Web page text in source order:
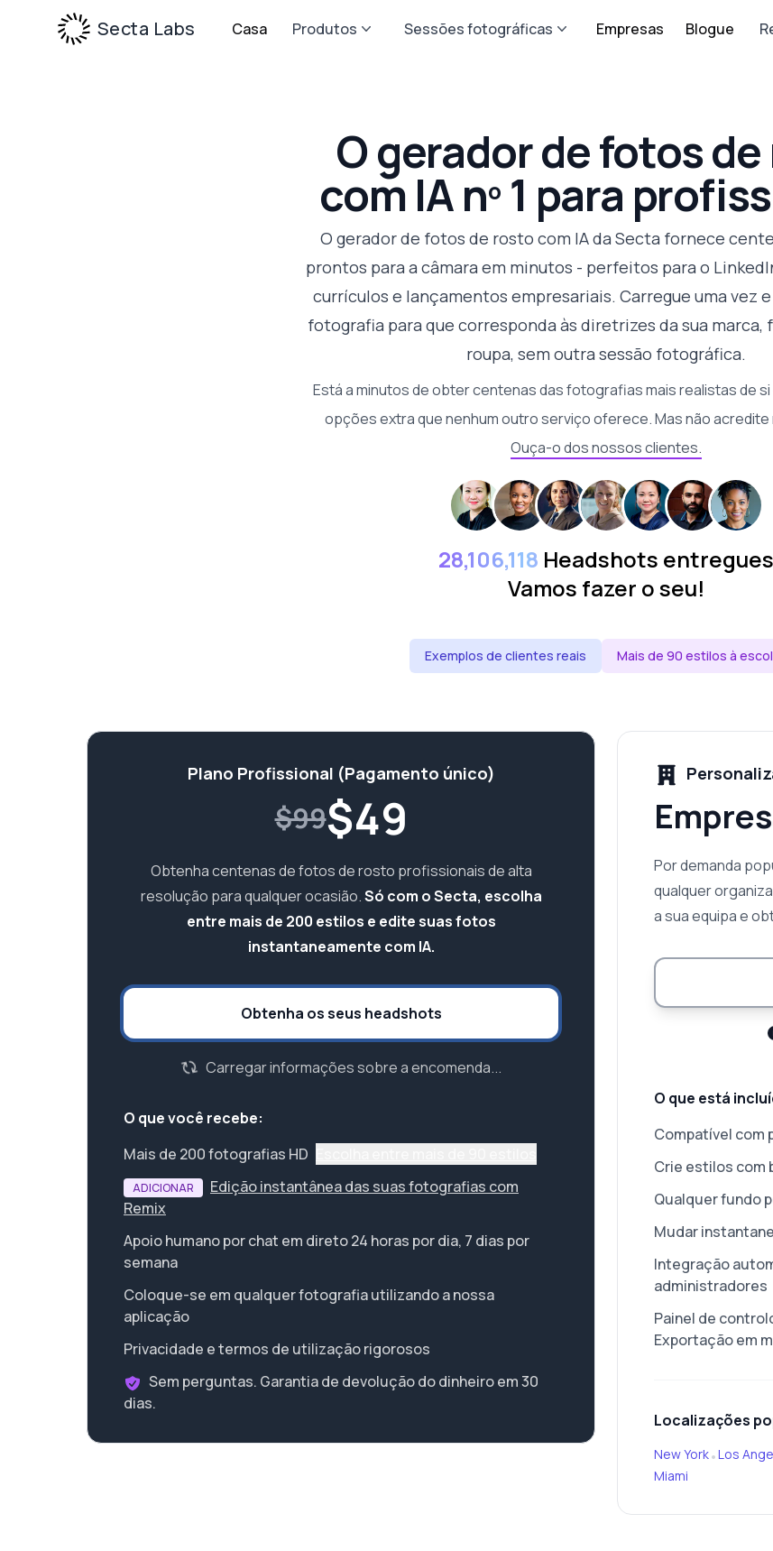
Secta Labs Casa Produtos Sessões fotográficas Empresas Blogue
O gerador de fotos
com IA nº 1 para
O gerador de fotos de rosto com IA da Secta fornece
prontos para a câmara em minutos - perfeitos para o
currículos e lançamentos empresariais. Carregue uma vez
fotografia para que corresponda às diretrizes da sua marca,
roupa, sem outra sessão fotográfica.
Está a minutos de obter centenas das fotografias mais realistas de
opções extra que nenhum outro serviço oferece. Mas não acredite
Ouça-o dos nossos clientes.
28,106,118 Headshots entregues
Vamos fazer o seu!
Exemplos de clientes reais Mais de 90 estilos à
Plano Profissional (Pagamento único)
$99$49
Obtenha centenas de fotos de rosto profissionais de alta
resolução para qualquer ocasião.Só com o Secta, escolha
entre mais de 200 estilos e edite suas fotos
instantaneamente com IA.
Obtenha os seus headshots
Carregar informações sobre a encomenda...
O que você recebe:
Mais de 200 fotografias HD
ADICIONAR
Edição instantânea das suas fotografias com
Remix
Apoio humano por chat em direto 24 horas por dia, 7 dias por
semana
Coloque-se em qualquer fotografia utilizando a nossa
aplicação
Privacidade e termos de utilização rigorosos
Sem perguntas. Garantia de devolução do dinheiro em 30
dias.
Por demanda
qualquer
a sua equipa e
O que está
Compatível com
Crie estilos com
Qualquer fundo
Mudar
Integração
administradores
Painel de
Exportação em
Localizações
New York•Los
Miami